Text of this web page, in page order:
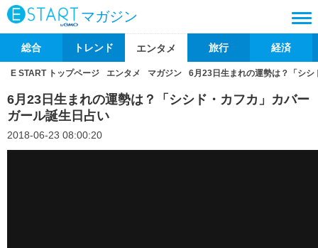
マガジン
総合 トレンド エンタメ 旅行 経済
E START トップページ エンタメ マガジン 6月23日生まれの運勢は？「シ
6月23日生まれの運勢は？「シシド・カフカ」カバー
ガール誕生日占い
2018-06-23 08:00:20